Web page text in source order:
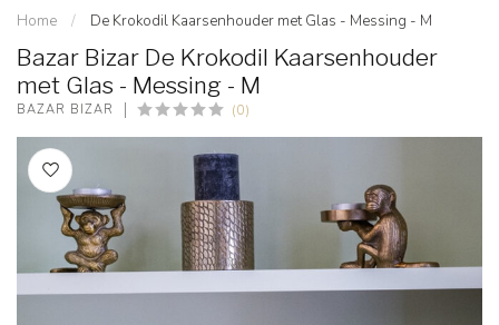
Home / De Krokodil Kaarsenhouder met Glas - Messing - M
Bazar Bizar De Krokodil Kaarsenhouder
met Glas - Messing - M
BAZAR BIZAR (0)